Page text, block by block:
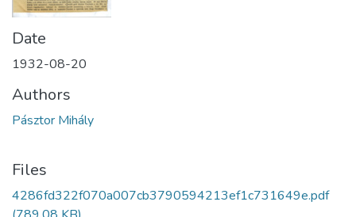
Date
1932-08-20
Authors
Pásztor Mihály
Files
4286fd322f070a007cb3790594213ef1c731649e.pdf